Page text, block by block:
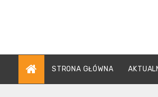
STRONA GŁÓWNA